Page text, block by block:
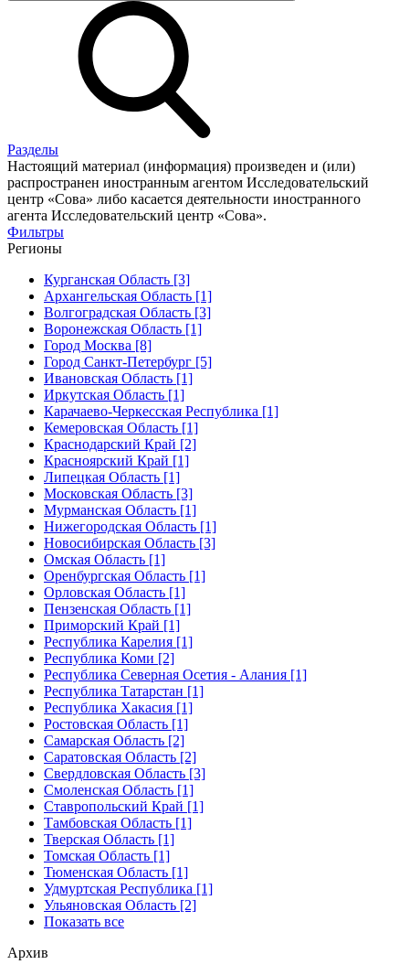
Разделы
Настоящий материал (информация) произведен и (или)
распространен иностранным агентом Исследовательский
центр «Сова» либо касается деятельности иностранного
агента Исследовательский центр «Сова».
Фильтры
Регионы
Курганская Область [3]
Архангельская Область [1]
Волгоградская Область [3]
Воронежская Область [1]
Город Москва [8]
Город Санкт-Петербург [5]
Ивановская Область [1]
Иркутская Область [1]
Карачаево-Черкесская Республика [1]
Кемеровская Область [1]
Краснодарский Край [2]
Красноярский Край [1]
Липецкая Область [1]
Московская Область [3]
Мурманская Область [1]
Нижегородская Область [1]
Новосибирская Область [3]
Омская Область [1]
Оренбургская Область [1]
Орловская Область [1]
Пензенская Область [1]
Приморский Край [1]
Республика Карелия [1]
Республика Коми [2]
Республика Северная Осетия - Алания [1]
Республика Татарстан [1]
Республика Хакасия [1]
Ростовская Область [1]
Самарская Область [2]
Саратовская Область [2]
Свердловская Область [3]
Смоленская Область [1]
Ставропольский Край [1]
Тамбовская Область [1]
Тверская Область [1]
Томская Область [1]
Тюменская Область [1]
Удмуртская Республика [1]
Ульяновская Область [2]
Показать все
Архив